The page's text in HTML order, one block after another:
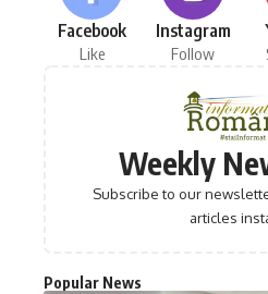
Facebook
Like
Instagram
Follow
Weekly
Subscribe to our
articles
Popular News